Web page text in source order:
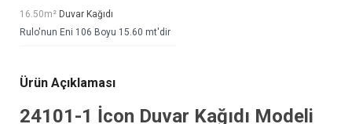
16.50m² Duvar Kağıdı
Rulo'nun Eni 106 Boyu 15.60 mt'dir
Ürün Açıklaması
24101-1 İcon Duvar Kağıdı Modeli